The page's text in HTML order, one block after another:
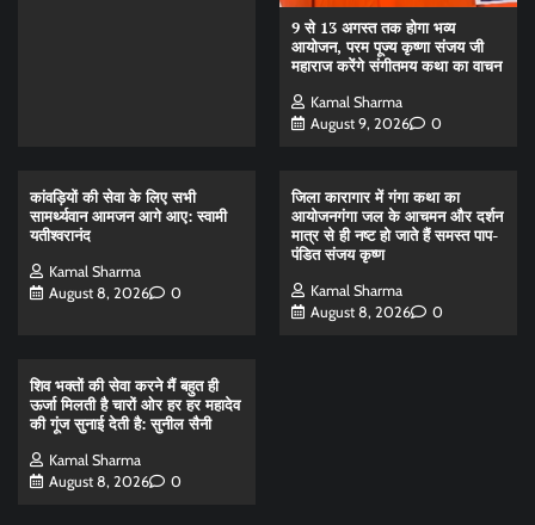
9 से 13 अगस्त तक होगा भव्य
आयोजन, परम पूज्य कृष्णा संजय जी
महाराज करेंगे संगीतमय कथा का वाचन
Kamal Sharma
August 9, 2026
0
कांवड़ियों की सेवा के लिए सभी
सामर्थ्यवान आमजन आगे आए: स्वामी
यतीश्वरानंद
Kamal Sharma
August 8, 2026
0
जिला कारागार में गंगा कथा का
आयोजनगंगा जल के आचमन और दर्शन
मात्र से ही नष्ट हो जाते हैं समस्त पाप-
पंडित संजय कृष्ण
Kamal Sharma
August 8, 2026
0
शिव भक्तों की सेवा करने मैं बहुत ही
ऊर्जा मिलती है चारों ओर हर हर महादेव
की गूंज सुनाई देती है: सुनील सैनी
Kamal Sharma
August 8, 2026
0